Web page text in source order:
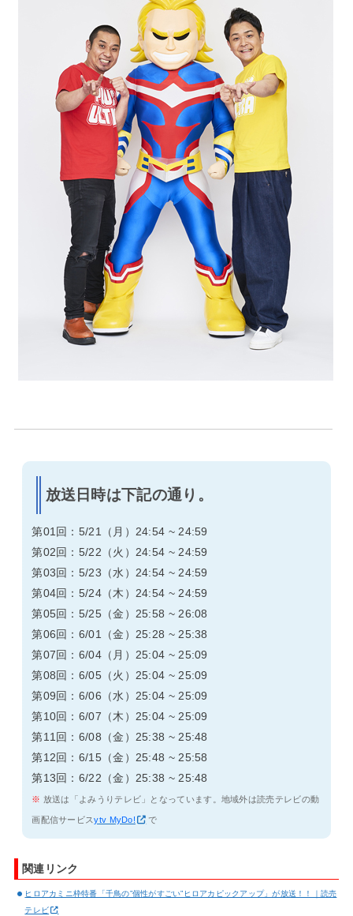
放送日時は下記の通り。
第01回：5/21（月）24:54 ~ 24:59
第02回：5/22（火）24:54 ~ 24:59
第03回：5/23（水）24:54 ~ 24:59
第04回：5/24（木）24:54 ~ 24:59
第05回：5/25（金）25:58 ~ 26:08
第06回：6/01（金）25:28 ~ 25:38
第07回：6/04（月）25:04 ~ 25:09
第08回：6/05（火）25:04 ~ 25:09
第09回：6/06（水）25:04 ~ 25:09
第10回：6/07（木）25:04 ~ 25:09
第11回：6/08（金）25:38 ~ 25:48
第12回：6/15（金）25:48 ~ 25:58
第13回：6/22（金）25:38 ~ 25:48
※ 放送は「よみうりテレビ」となっています。地域外は読売テレビの動
画配信サービスytv MyDo! で
関連リンク
ヒロアカミニ枠特番「千鳥の”個性がすごい”ヒロアカピックアップ」が放送！！｜読売
テレビ